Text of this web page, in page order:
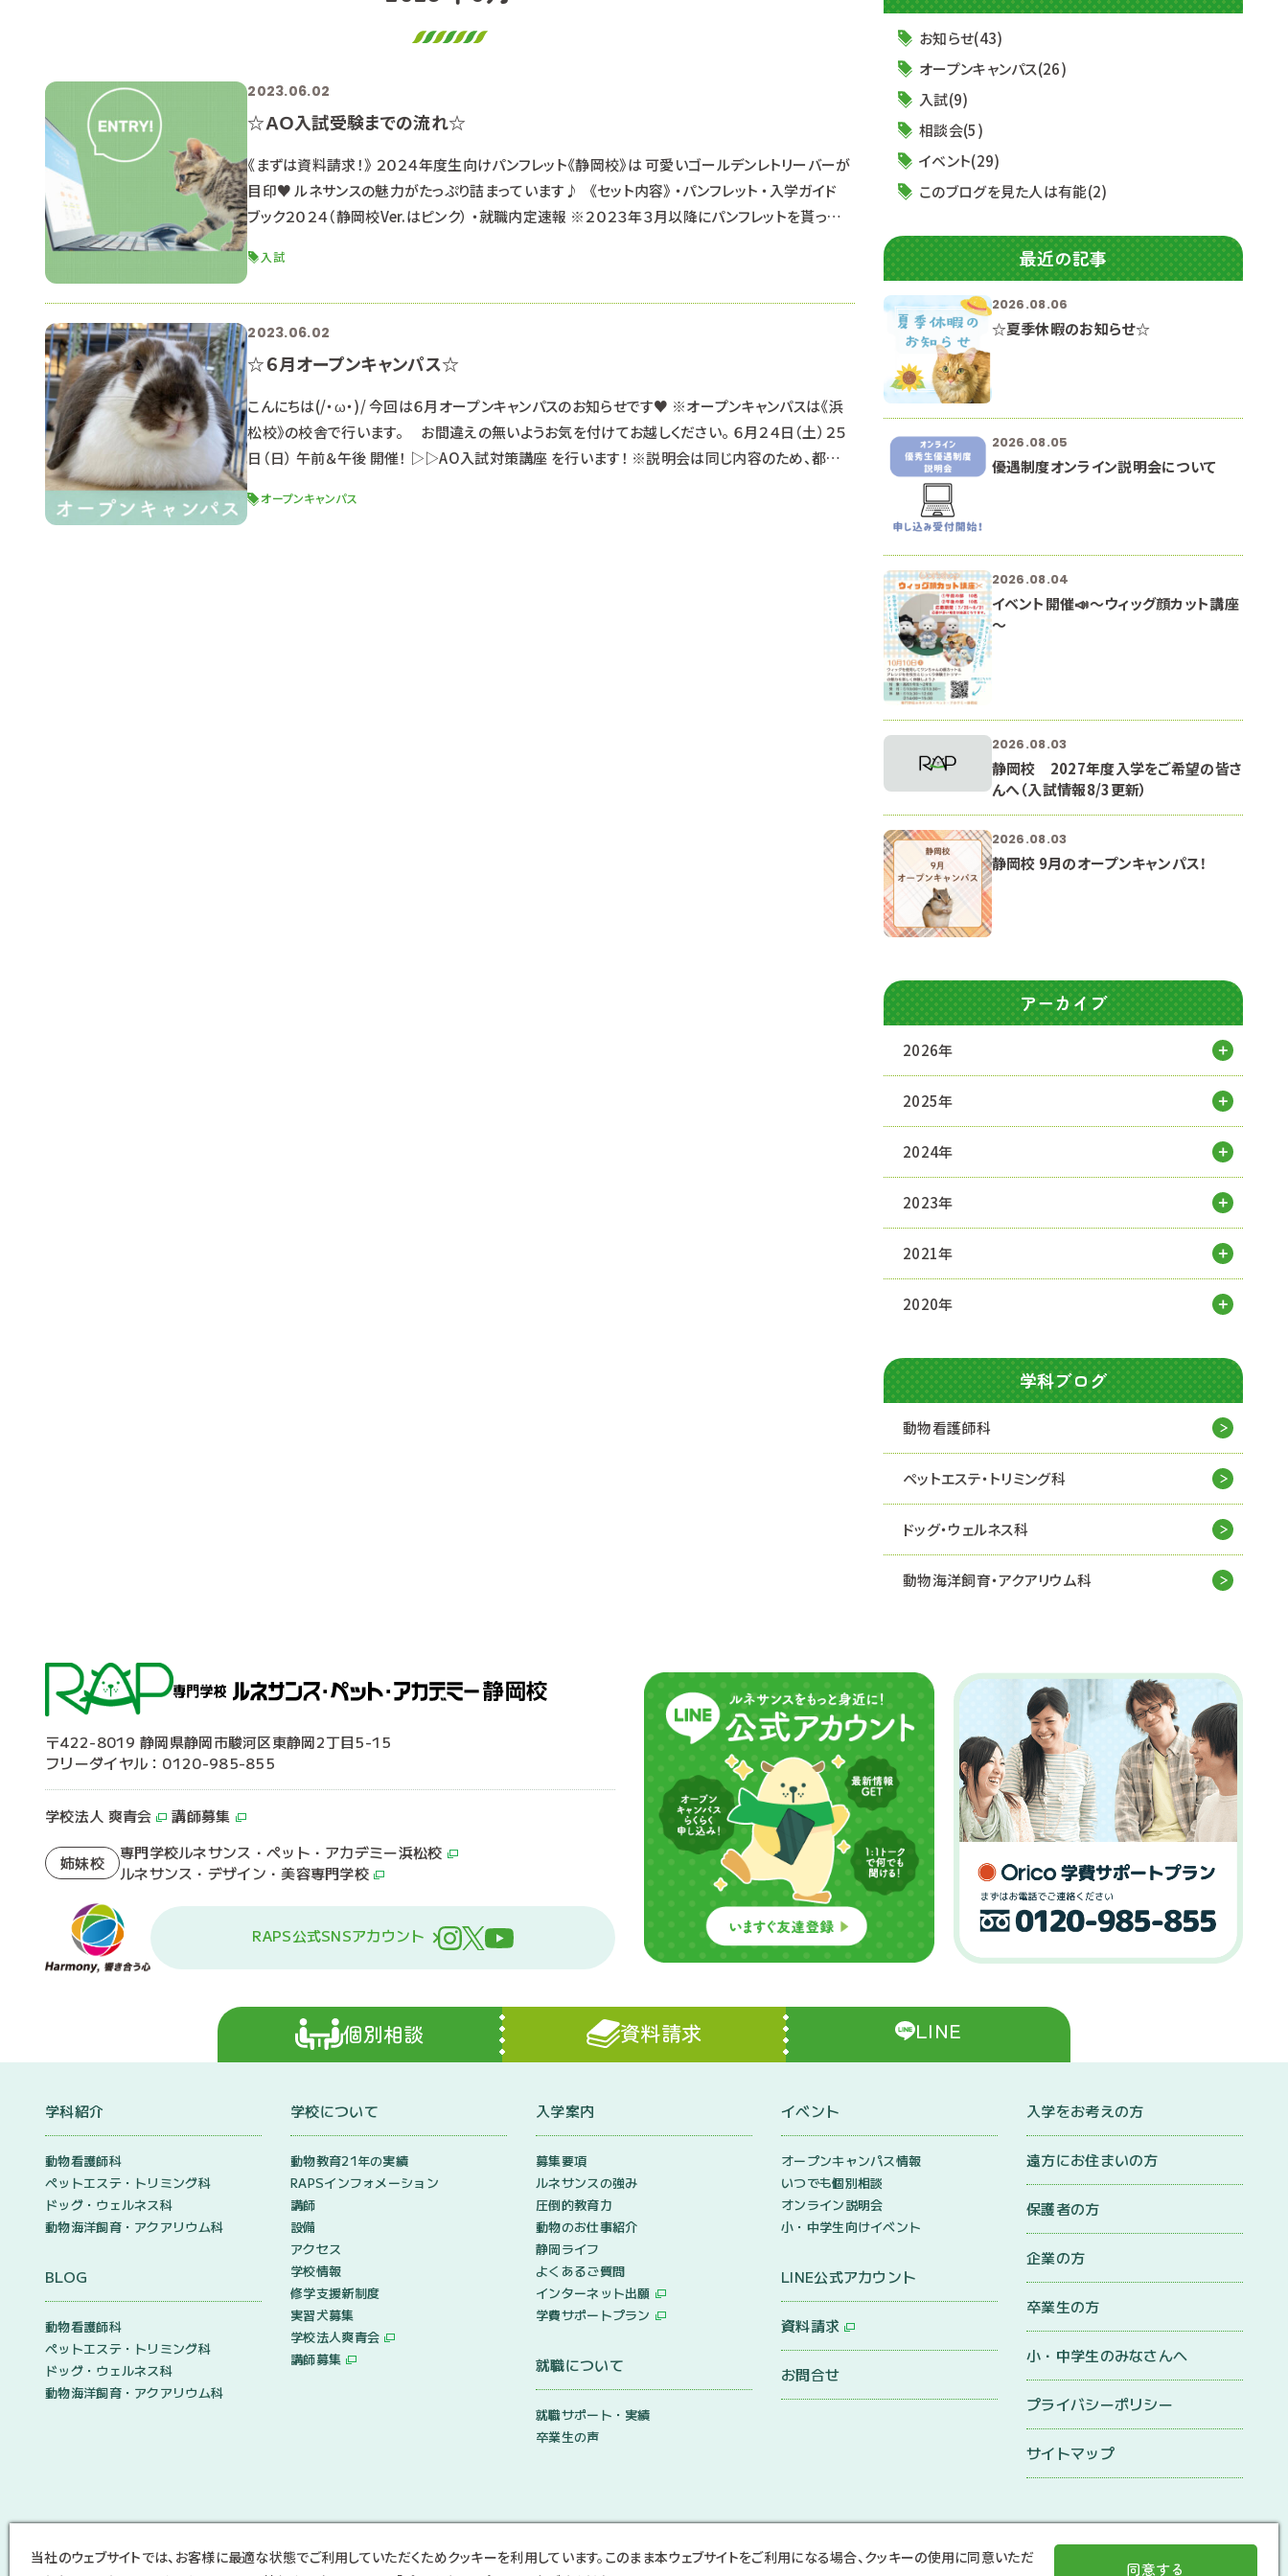
2023.06.02
☆ＡＯ入試受験までの流れ☆
《まずは資料請求！》 ２０２４年度生向けパンフレット《静岡校》は 可愛いゴールデンレトリーバーが
目印♥ ルネサンスの魅力がたっぷり詰まっています♪ 《セット内容》 ・パンフレット ・入学ガイド
ブック２０２４（静岡校Ver.はピンク） ・就職内定速報 ※２０２３年３月以降にパンフレットを貰ってい
てね☆ ↓ ▶資料請求はこちら 《オープンキャンパスに参加しよ
入試
2023.06.02
☆６月オープンキャンパス☆
こんにちは(/・ω・)/ 今回は６月オープンキャンパスのお知らせです♥ ※オープンキャンパスは《浜
松校》の校舎で行います。 お間違えの無いようお気を付けてお越しください。 ６月２４日（土）２５
日（日） 午前＆午後 開催！ ▷▷AO入試対策講座 を行います！ ※説明会は同じ内容のため、都合の
（９：４０受付開始） 【午後の部】 １３：３０～１６：４０ （
オープンキャンパス
お知らせ(43)
オープンキャンパス(26)
入試(9)
相談会(5)
イベント(29)
このブログを見た人は有能(2)
最近の記事
2026.08.06
☆夏季休暇のお知らせ☆
2026.08.05
優遇制度オンライン説明会について
2026.08.04
イベント開催📣～ウィッグ顔カット講座
～
2026.08.03
静岡校 2027年度入学をご希望の皆さ
んへ（入試情報8/3更新）
2026.08.03
静岡校 9月のオープンキャンパス！
アーカイブ
2026年
2025年
2024年
2023年
2021年
2020年
学科ブログ
動物看護師科
ペットエステ・トリミング科
ドッグ・ウェルネス科
動物海洋飼育・アクアリウム科
〒422-8019 静岡県静岡市駿河区東静岡2丁目5-15
フリーダイヤル：0120-985-855
学校法人 爽青会 講師募集
姉妹校
専門学校ルネサンス・ペット・アカデミー浜松校
ルネサンス・デザイン・美容専門学校
RAPS公式SNSアカウント
個別相談 資料請求 LINE
学科紹介
動物看護師科
ペットエステ・トリミング科
ドッグ・ウェルネス科
動物海洋飼育・アクアリウム科
BLOG
動物看護師科
ペットエステ・トリミング科
ドッグ・ウェルネス科
動物海洋飼育・アクアリウム科
学校について
動物教育21年の実績
RAPSインフォメーション
講師
設備
アクセス
学校情報
修学支援新制度
実習犬募集
学校法人爽青会
講師募集
入学案内
募集要項
ルネサンスの強み
圧倒的教育力
動物のお仕事紹介
静岡ライフ
よくあるご質問
インターネット出願
学費サポートプラン
就職について
就職サポート・実績
卒業生の声
イベント
オープンキャンパス情報
いつでも個別相談
オンライン説明会
小・中学生向けイベント
LINE公式アカウント
資料請求
お問合せ
入学をお考えの方
遠方にお住まいの方
保護者の方
企業の方
卒業生の方
小・中学生のみなさんへ
プライバシーポリシー
サイトマップ
当社のウェブサイトでは、お客様に最適な状態でご利用していただくためクッキーを利用しています。このまま本ウェブサイトをご利用になる場合、クッキーの使用に同意いただ
同意する